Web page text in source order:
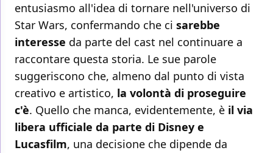
entusiasmo all'idea di tornare nell'universo di
Star Wars, confermando che ci sarebbe
interesse da parte del cast nel continuare a
raccontare questa storia. Le sue parole
suggeriscono che, almeno dal punto di vista
creativo e artistico, la volontà di proseguire
c'è. Quello che manca, evidentemente, è il via
libera ufficiale da parte di Disney e
Lucasfilm, una decisione che dipende da